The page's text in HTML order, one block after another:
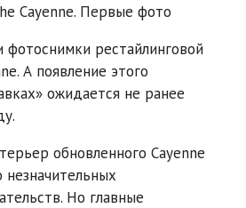
рестайлинговой
А появление этого
ожидается не ранее
обновленного Cayenne
Но главные